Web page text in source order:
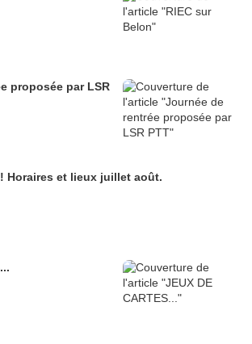
proposée par LSR
Marche nordique ! Horaires et lieux juillet août.